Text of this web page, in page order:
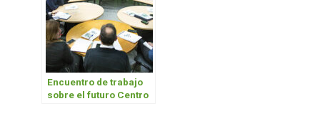
Encuentro de trabajo
sobre el futuro Centro